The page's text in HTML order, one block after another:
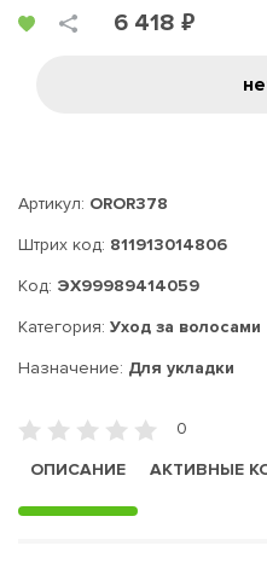
6 418 ₽
Артикул: OROR378
Штрих код: 811913014806
Код: ЭХ99989414059
Категория: Уход за волосами
Назначение: Для укладки
0
ОПИСАНИЕ
АКТИВНЫЕ